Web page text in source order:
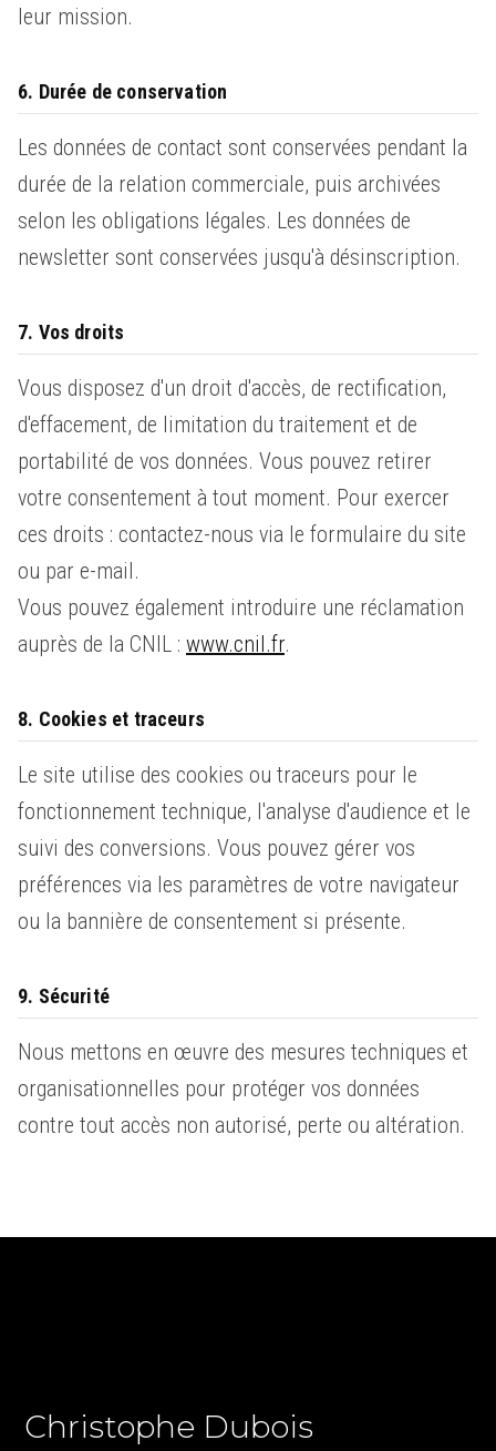
leur mission.
6. Durée de conservation
Les données de contact sont conservées pendant la
durée de la relation commerciale, puis archivées
selon les obligations légales. Les données de
newsletter sont conservées jusqu'à désinscription.
7. Vos droits
Vous disposez d'un droit d'accès, de rectification,
d'effacement, de limitation du traitement et de
portabilité de vos données. Vous pouvez retirer
votre consentement à tout moment. Pour exercer
ces droits : contactez-nous via le formulaire du site
ou par e-mail.
Vous pouvez également introduire une réclamation
auprès de la CNIL : www.cnil.fr.
8. Cookies et traceurs
Le site utilise des cookies ou traceurs pour le
fonctionnement technique, l'analyse d'audience et le
suivi des conversions. Vous pouvez gérer vos
préférences via les paramètres de votre navigateur
ou la bannière de consentement si présente.
9. Sécurité
Nous mettons en œuvre des mesures techniques et
organisationnelles pour protéger vos données
contre tout accès non autorisé, perte ou altération.
Christophe Dubois